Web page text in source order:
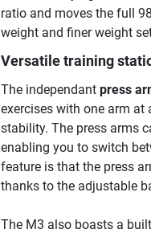
ratio and moves the full
weight and finer weight
Versatile training
The independant press
exercises with one arm
stability. The press arms
enabling you to switch
feature is that the press
thanks to the adjustable
The M3 also boasts a